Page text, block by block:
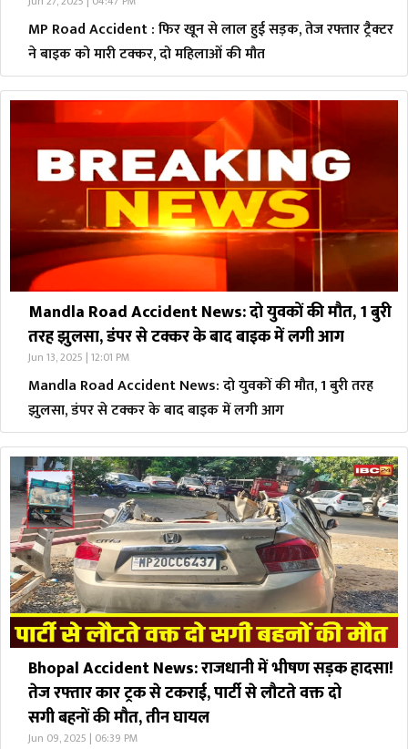
MP Road Accident : फिर खून से लाल हुई सड़क, तेज रफ्तार ट्रैक्टर
ने बाइक को मारी टक्कर, दो महिलाओं की मौत
Mandla Road Accident News: दो युवकों की मौत, 1 बुरी
तरह झुलसा, डंपर से टक्कर के बाद बाइक में लगी आग
Jun 13, 2025 | 12:01 PM
Mandla Road Accident News: दो युवकों की मौत, 1 बुरी तरह
झुलसा, डंपर से टक्कर के बाद बाइक में लगी आग
Bhopal Accident News: राजधानी में भीषण सड़क हादसा!
तेज रफ्तार कार ट्रक से टकराई, पार्टी से लौटते वक्त दो
सगी बहनों की मौत, तीन घायल
Jun 09, 2025 | 06:39 PM